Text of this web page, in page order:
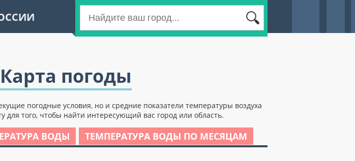
погоды
погодные условия, но и средние показатели температуры воздуха
того, чтобы найти интересующий вас город или область.
ВОДЫ ТЕМПЕРАТУРА ВОДЫ ПО МЕСЯЦАМ